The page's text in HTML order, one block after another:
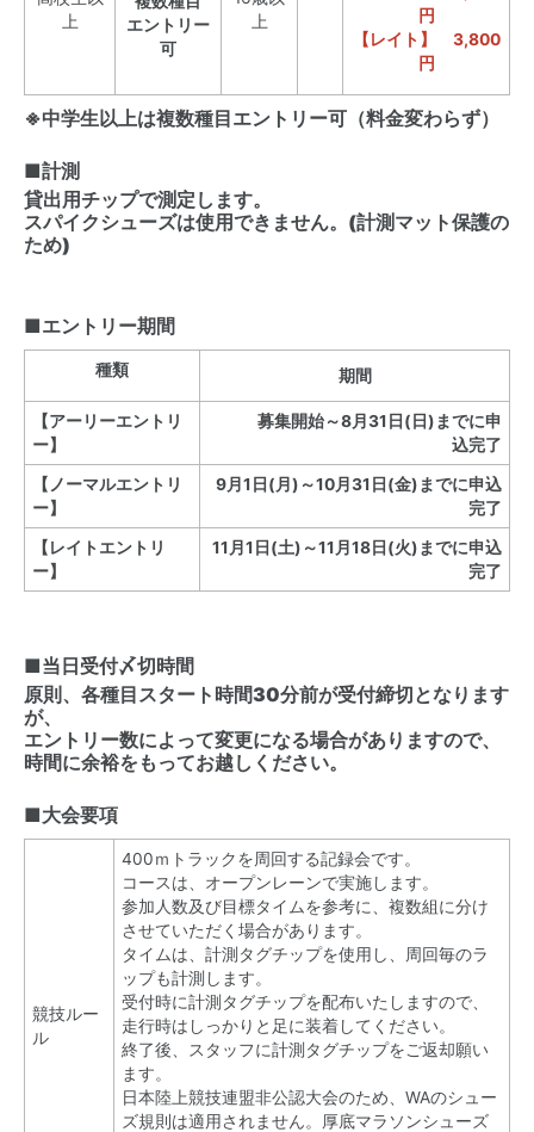
エントリー
可
上
上
円
【レイト】 3,800
円
※中学生以上は複数種目エントリー可（料金変わらず）
■計測
貸出用チップで測定します。
スパイクシューズは使用できません。(計測マット保護の
ため)
■エントリー期間
種類 期間
【アーリーエントリ
ー】
募集開始～8月31日(日)までに申
込完了
【ノーマルエントリ
ー】
9月1日(月)～10月31日(金)までに申込
完了
【レイトエントリ
ー】
11月1日(土)～11月18日(火)までに申込
完了
■当日受付〆切時間
原則、各種目スタート時間30分前が受付締切となります
が、
エントリー数によって変更になる場合がありますので、
時間に余裕をもってお越しください。
■大会要項
競技ルー
ル
400ｍトラックを周回する記録会です。
コースは、オープンレーンで実施します。
参加人数及び目標タイムを参考に、複数組に分け
させていただく場合があります。
タイムは、計測タグチップを使用し、周回毎のラ
ップも計測します。
受付時に計測タグチップを配布いたしますので、
走行時はしっかりと足に装着してください。
終了後、スタッフに計測タグチップをご返却願い
ます。
日本陸上競技連盟非公認大会のため、WAのシュー
ズ規則は適用されません。厚底マラソンシューズ